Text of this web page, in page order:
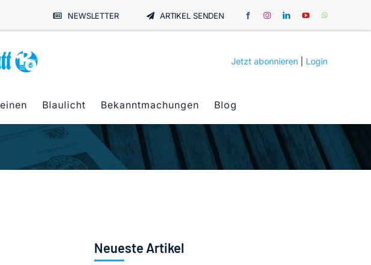
NEWSLETTER ARTIKEL SENDEN
Jetzt abonnieren Login
Blaulicht Bekanntmachungen Blog
Neueste Artikel